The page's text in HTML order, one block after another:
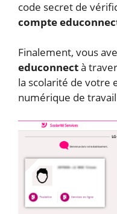
code secret de
compte
Finalement, vous
educonnectà
la scolarité de votre
numérique de travail